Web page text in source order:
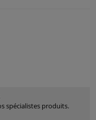
spécialistes produits.